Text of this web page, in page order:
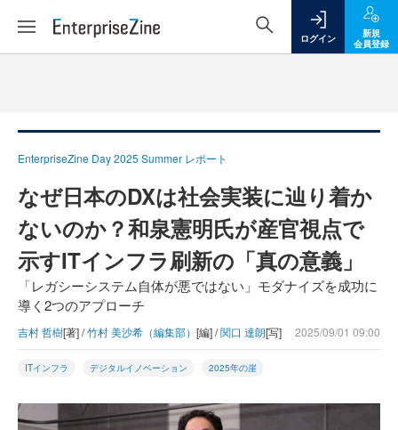
ログイン
新規
会員登録
EnterpriseZine Day 2025 Summer レポート
なぜ日本のDXは社会実装に辿り着か
ないのか？和泉憲明氏が産官視点で
示すITインフラ刷新の「真の意義」
「レガシーシステム自体が悪ではない」モダナイズを成功に
導く2つのアプローチ
吉村 哲樹[著] /竹村 美沙希（編集部） [編] /関口 達朗[写] 2025/09/01 09:00
ITインフラ デジタルイノベーション 2025年の崖